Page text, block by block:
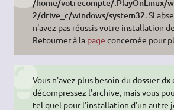
/home/votrecompte/.PlayOnLinux/
2/drive_c/windows/system32. Si
n'avez pas réussis votre installation
Retourner à la page concernée pour
Vous n'avez plus besoin du dossier dx
décompressez l'archive, mais vous
tel quel pour l'installation d'un autre